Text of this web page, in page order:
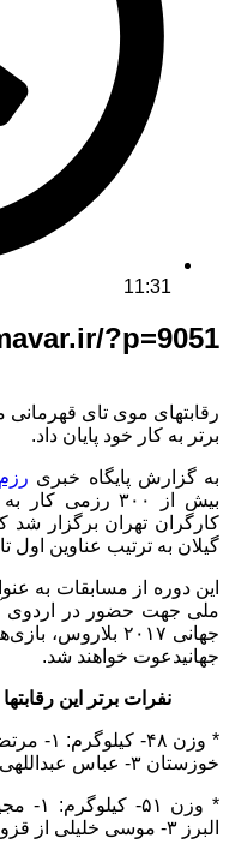
11:31
?p=9051
رقابتهای موی تای
برتر به کار خود پایان داد.
به گزارش پایگاه خبری
بیش از ۳۰۰
کارگران تهران برگزار شد
گیلان به ترتیب عناوین
این دوره از مسابقات به
ملی جهت حضور در اردوی
جهانی ۲۰۱۷
جهانیدعوت خواهند شد.
نفرات برتر این
خوزستان ۳- عباس عبداللهی از خوزستان و آرمان ترک از البرز
البرز ۳- موسی خلیلی از قزوین و میلاد رستمی از کردستان